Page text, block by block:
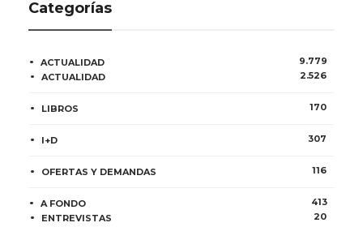
Categorías
ACTUALIDAD
9.779
ACTUALIDAD
2.526
LIBROS 170
I+D 307
OFERTAS Y DEMANDAS 116
A FONDO
413
ENTREVISTAS
20